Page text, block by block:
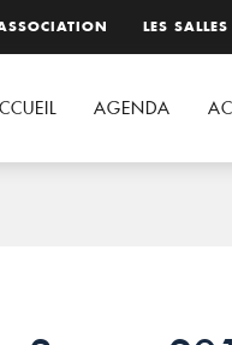
LES SALLES
AGENDA